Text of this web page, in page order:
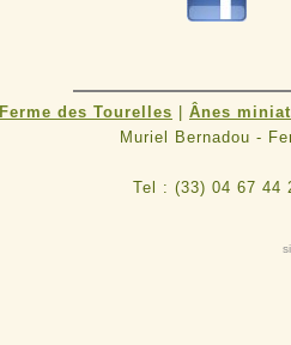
Ferme des Tourelles
Ânes
Muriel Bernadou -
Tel : (33) 04 67 44